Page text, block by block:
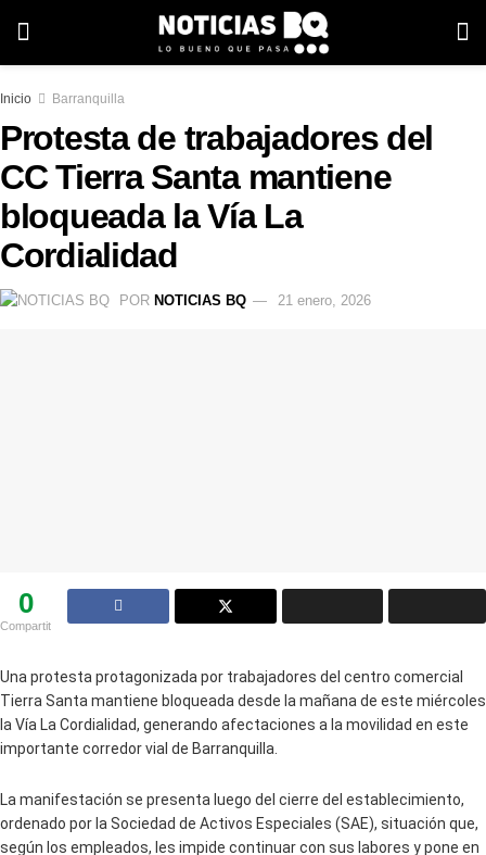
Inicio Barranquilla
Protesta de trabajadores del
CC Tierra Santa mantiene
bloqueada la Vía La
Cordialidad
POR NOTICIAS BQ 21 enero, 2026
0
Compartit
Una protesta protagonizada por trabajadores del centro comercial
Tierra Santa mantiene bloqueada desde la mañana de este miércoles
la Vía La Cordialidad, generando afectaciones a la movilidad en este
importante corredor vial de Barranquilla.
La manifestación se presenta luego del cierre del establecimiento,
ordenado por la Sociedad de Activos Especiales (SAE), situación que,
según los empleados, les impide continuar con sus labores y pone en